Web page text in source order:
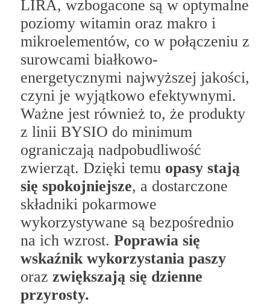
LIRA, wzbogacone są w optymalne
poziomy witamin oraz makro i
mikroelementów, co w połączeniu z
surowcami białkowo-
energetycznymi najwyższej jakości,
czyni je wyjątkowo efektywnymi.
Ważne jest również to, że produkty
z linii BYSIO do minimum
ograniczają nadpobudliwość
zwierząt. Dzięki temu opasy stają
się spokojniejsze, a dostarczone
składniki pokarmowe
wykorzystywane są bezpośrednio
na ich wzrost. Poprawia się
wskaźnik wykorzystania paszy
oraz zwiększają się dzienne
przyrosty.